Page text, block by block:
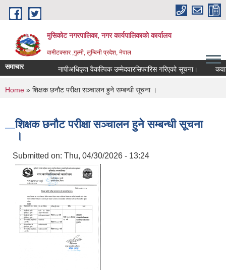
Skip to main content
मुसिकोट नगरपालिका, नगर कार्यपालिकाकाे कार्यालय
वामीटक्सार ,गुल्मी, लुम्बिनी प्रदेश, नेपाल
समाचार नापीअधिकृत वैकल्पिक उम्मेदवारसिफारिस गरिएको सूचना।
You are here
Home » शिक्षक छनौट परीक्षा सञ्चालन हुने सम्बन्धी सूचना ।
शिक्षक छनौट परीक्षा सञ्चालन हुने सम्बन्धी सूचना
।
Submitted on: Thu, 04/30/2026 - 13:24